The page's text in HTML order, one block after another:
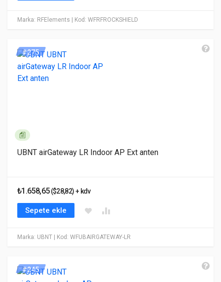
Marka: RFElements | Kod: WFRFROCKSHIELD
Marka: UBNT | Kod: WFUBAIRGATEWAY-LR
#275
UBNT airGateway LR Indoor AP Ext anten
₺1.658,65($28,82) + kdv
Sepete ekle
#245